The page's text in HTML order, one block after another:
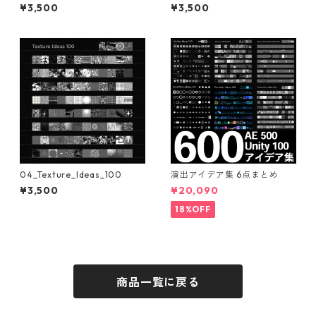
¥3,500 ¥3,500
04_Texture_Ideas_100
¥3,500
演出アイデア集 6点まとめ
¥20,090
18%OFF
商品一覧に戻る